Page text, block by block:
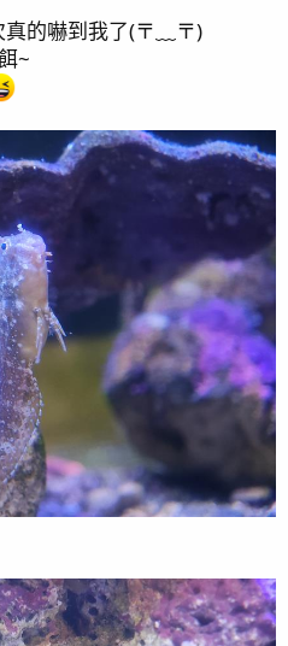
最後編輯：2025/03/05
751119200 and 8 others
的嚇到我了(⁠〒⁠﹏⁠〒⁠)
~